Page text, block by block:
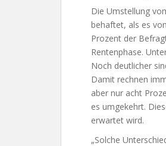
Die Umstellung
behaftet, als es
Prozent der
Rentenphase.
Noch deutlicher
Damit rechnen
aber nur acht
es umgekehrt.
erwartet wird.
„Solche